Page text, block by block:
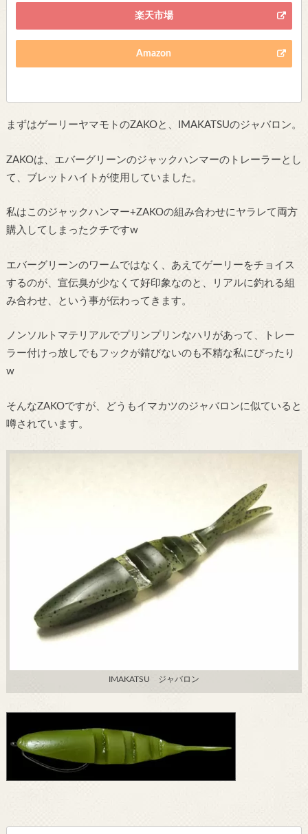
楽天市場
Amazon
まずはゲーリーヤマモトのZAKOと、IMAKATSUのジャバロン。
ZAKOは、エバーグリーンのジャックハンマーのトレーラーとし
て、ブレットハイトが使用していました。
私はこのジャックハンマー+ZAKOの組み合わせにヤラレて両方
購入してしまったクチですw
エバーグリーンのワームではなく、あえてゲーリーをチョイス
するのが、宣伝臭が少なくて好印象なのと、リアルに釣れる組
み合わせ、という事が伝わってきます。
ノンソルトマテリアルでプリンプリンなハリがあって、トレー
ラー付けっ放しでもフックが錆びないのも不精な私にぴったり
w
そんなZAKOですが、どうもイマカツのジャバロンに似ていると
噂されています。
IMAKATSU ジャバロン